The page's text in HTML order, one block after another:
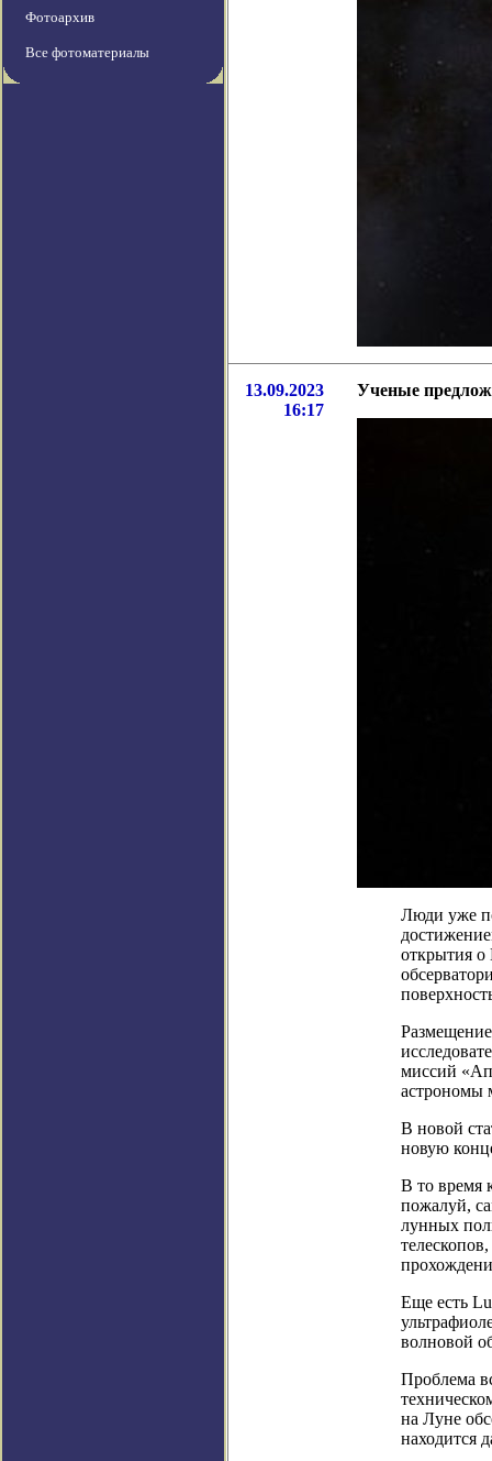
Фотоархив
Все фотоматериалы
13.09.2023
16:17
Ученые
Люди уже
открытия
миссий
астрономы
В новой
новую
В то время
пожалуй,
лунных
Еще есть
волновой
Проблема
на Луне
находится